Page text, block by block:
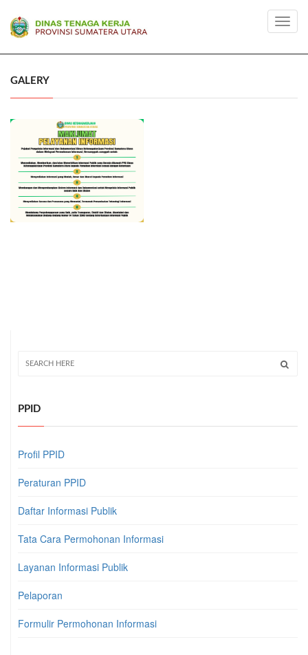
GALERY
PPID
Profil PPID
Peraturan PPID
Daftar Informasi Publik
Tata Cara Permohonan Informasi
Layanan Informasi Publik
Pelaporan
Formulir Permohonan Informasi